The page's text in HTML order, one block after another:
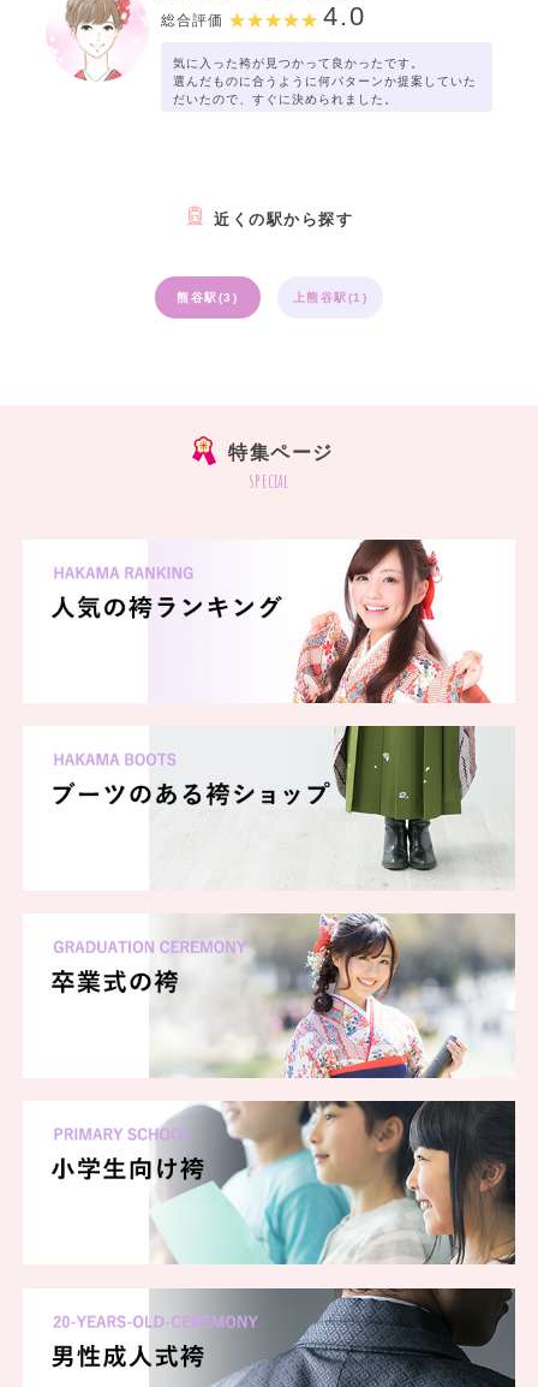
総合評価 4.0
気に入った袴が見つかって良かったです。
選んだものに合うように何パターンか提案していた
だいたので、すぐに決められました。
近くの駅から探す
熊谷駅(3) 上熊谷駅(1)
特集ページ
special